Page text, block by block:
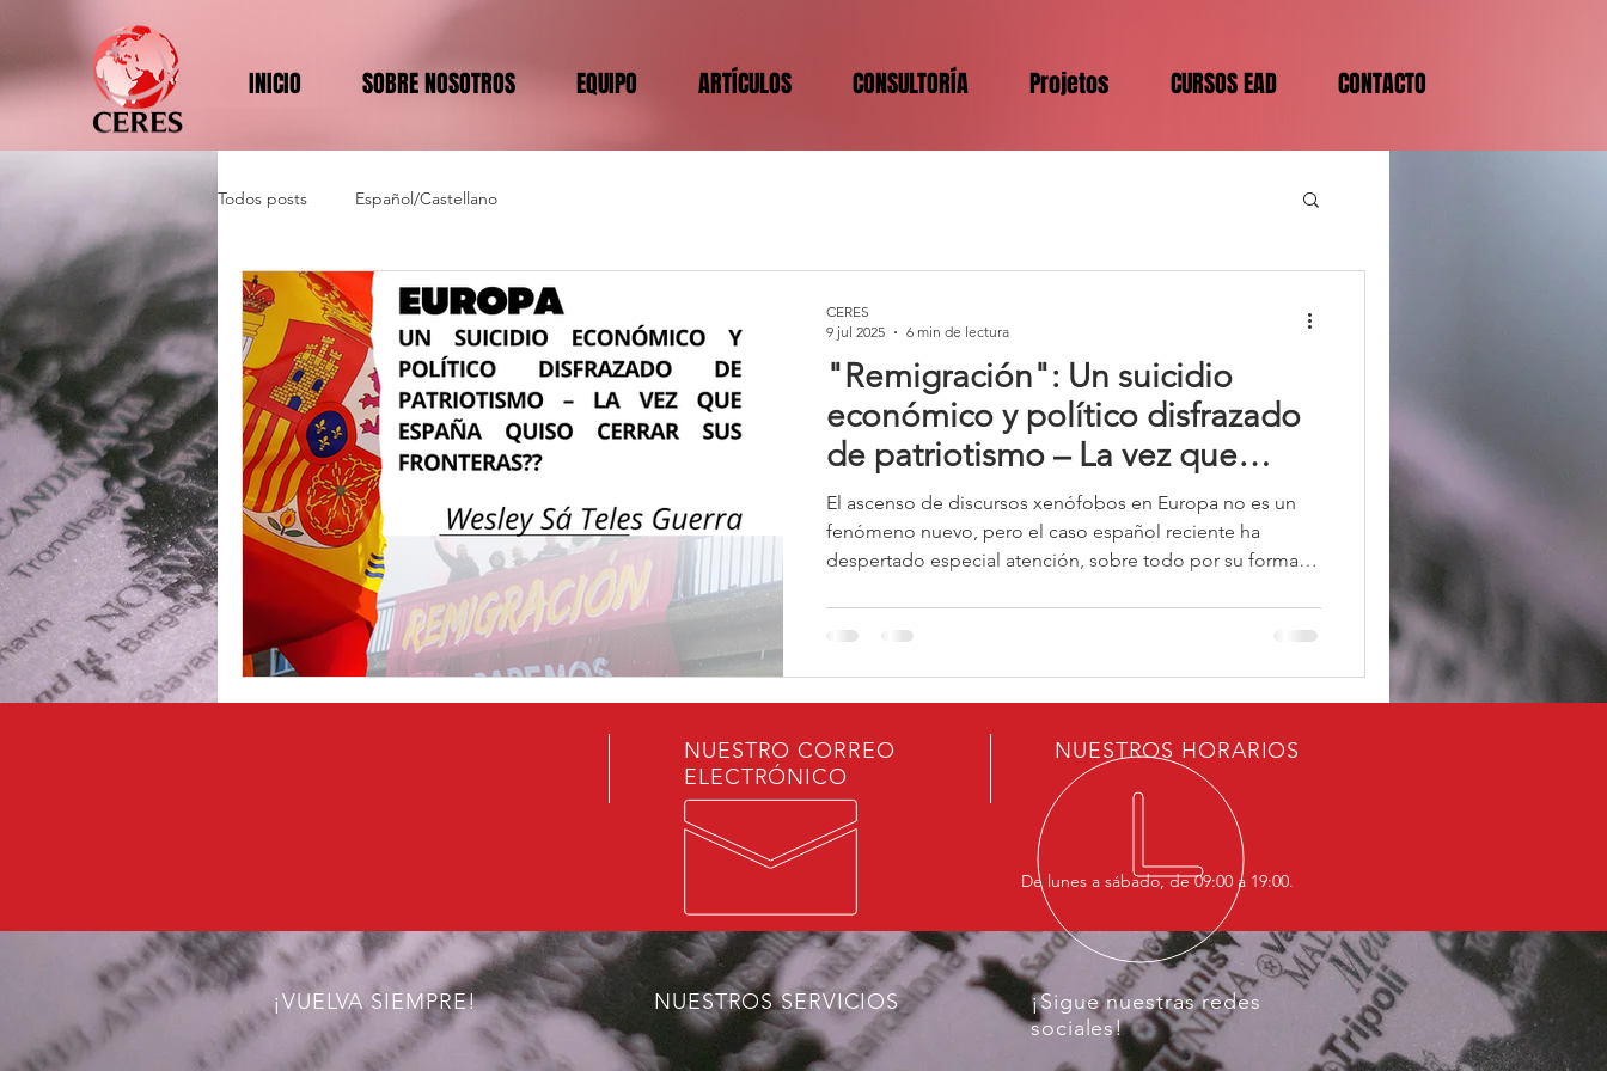
INICIO SOBRE NOSOTROS EQUIPO ARTÍCULOS CONSULTORÍA Projetos CURSOS EAD CONTACTO
Todos posts Español/Castellano
"Remigración": Un suicidio
económico y político disfrazado
de patriotismo – La vez que
España quiso cerrar sus
fronteras...
El ascenso de discursos xenófobos en Europa no es un
fenómeno nuevo, pero el caso español reciente ha
despertado especial atención, sobre todo por su forma
productivo contemporáneo. La propuesta de
“remigración”, defendida por sectores de la extrema
derecha española – principalmente el partido VOX y
segmentos más conservadores del Partido Popular –
consiste, esencialmente, en la
CERES
9 jul 2025
6 min de lectura
NUESTRO CORREO
ELECTRÓNICO
NUESTROS HORARIOS
De lunes a sábado, de 09:00 a 19:00.
¡VUELVA SIEMPRE! NUESTROS SERVICIOS
¡Sigue nuestras redes
sociales!